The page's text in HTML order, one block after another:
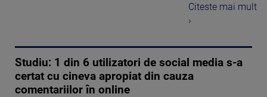
Citeste mai mult
›
Studiu: 1 din 6 utilizatori de social media s-a
certat cu cineva apropiat din cauza
comentariilor în online